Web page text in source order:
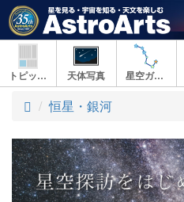
トピックス 天体写真 星空ガイド
ト
プ
恒星・銀河